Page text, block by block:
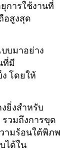
การใช้งานที่
อสูงสุด
บมาอย่าง
ที่มี
โดยให้
ยิ่งสำหรับ
รวมถึงการขุด
ามร้อนใต้พิภพ
ได้ใน